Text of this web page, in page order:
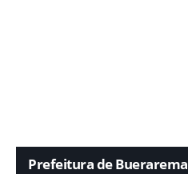
Prefeitura de Buerarema